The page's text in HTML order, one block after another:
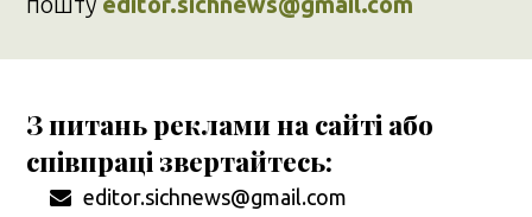
З питань реклами на сайті або
співпраці звертайтесь:
editor.sichnews@gmail.com